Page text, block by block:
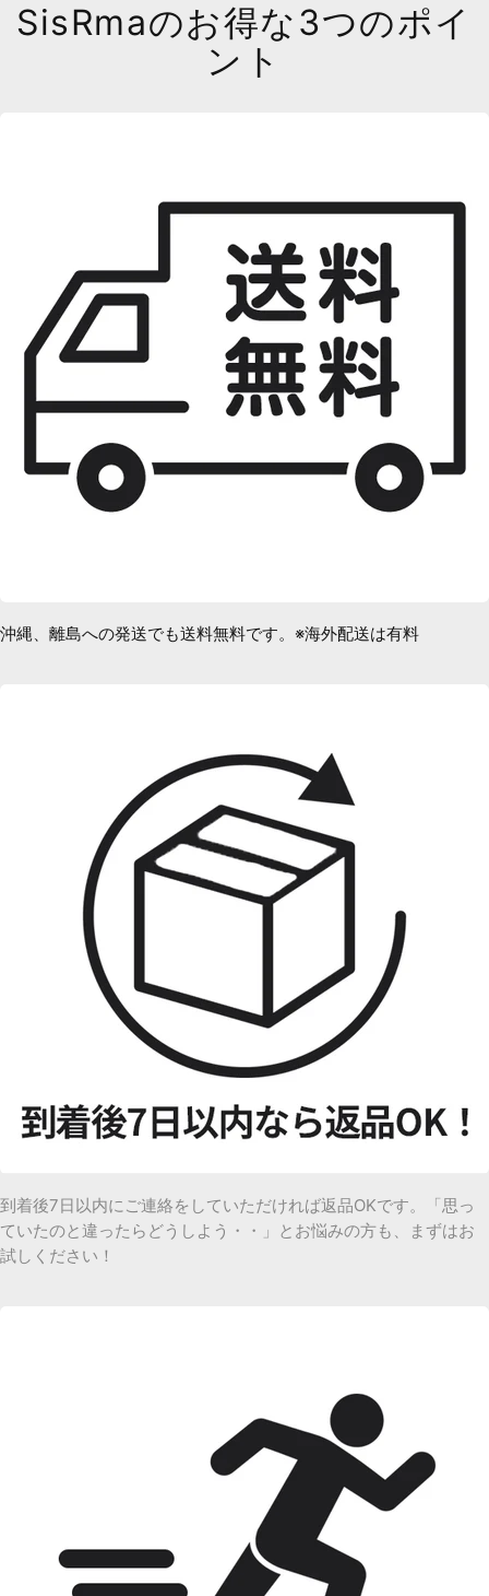
SisRmaのお得な3つのポイ
ント
沖縄、離島への発送でも送料無料です。※海外配送は有料
到着後7日以内にご連絡をしていただければ返品OKです。「思っ
ていたのと違ったらどうしよう・・」とお悩みの方も、まずはお
試しください！